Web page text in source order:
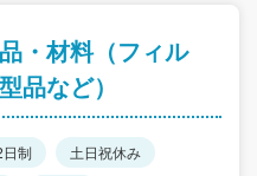
・材料（フィル
品など）
制
土日祝休み